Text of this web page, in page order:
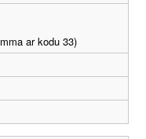
ar kodu 33)